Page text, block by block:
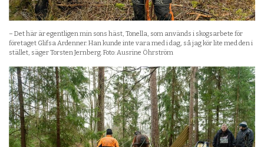
– Det här är egentligen min sons häst, Tonella, som används i skogsarbete för
företaget Glifsa Ardenner. Han kunde inte vara med i dag, så jag kör lite med den i
stället, säger Torsten Jernberg. Foto: Ausrine Öhrström